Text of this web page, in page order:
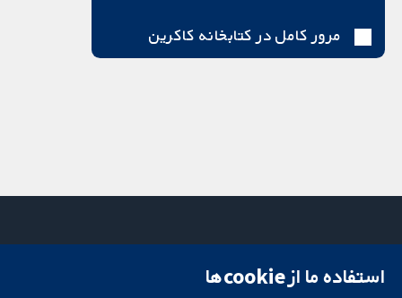
مرور کامل در کتابخانه کاکرین
میدان کاوندیش
استفاده ما از cookie‌ها